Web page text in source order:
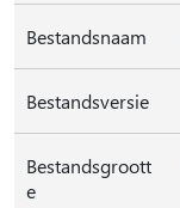
Bestandsnaam
Bestandsversie
Bestandsgroott
e